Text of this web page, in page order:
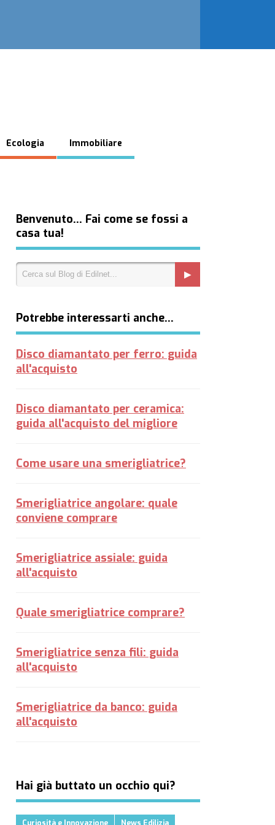
Ecologia Immobiliare
Benvenuto… Fai come se fossi a
casa tua!
Potrebbe interessarti anche…
Disco diamantato per ferro: guida
all'acquisto
Disco diamantato per ceramica:
guida all'acquisto del migliore
Come usare una smerigliatrice?
Smerigliatrice angolare: quale
conviene comprare
Smerigliatrice assiale: guida
all'acquisto
Quale smerigliatrice comprare?
Smerigliatrice senza fili: guida
all'acquisto
Smerigliatrice da banco: guida
all'acquisto
Hai già buttato un occhio qui?